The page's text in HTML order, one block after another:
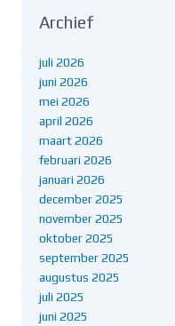
Archief
juli 2026
juni 2026
mei 2026
april 2026
maart 2026
februari 2026
januari 2026
december 2025
november 2025
oktober 2025
september 2025
augustus 2025
juli 2025
juni 2025